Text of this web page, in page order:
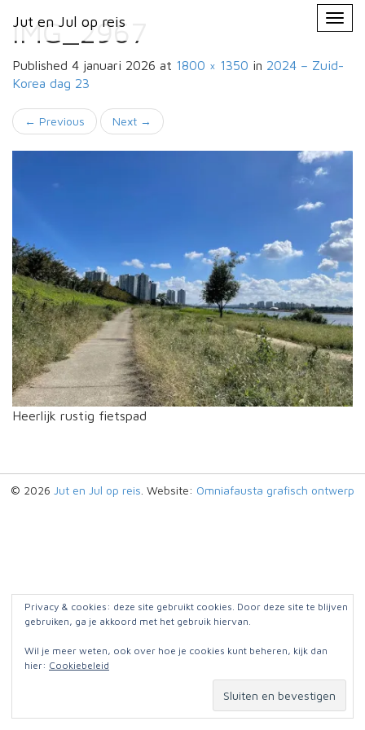
Jut en Jul op reis
Primary
Menu
Jut en Jul op reis
IMG_2967
Published 4 januari 2026 at 1800 × 1350 in 2024 – Zuid-
Korea dag 23
← Previous Next →
Heerlijk rustig fietspad
© 2026 Jut en Jul op reis . Website: Omniafausta grafisch ontwerp
Privacy & cookies: deze site gebruikt cookies. Door deze site te blijven
gebruiken, ga je akkoord met het gebruik hiervan.
Wil je meer weten, ook over hoe je cookies kunt beheren, kijk dan
hier: Cookiebeleid